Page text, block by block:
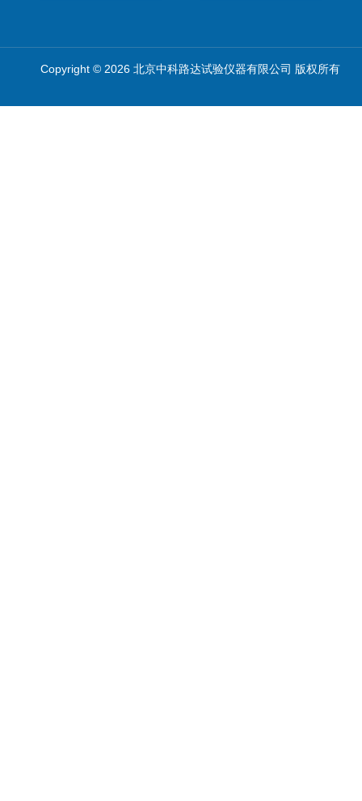
Copyright © 2026 北京中科路达试验仪器有限公司 版权所有